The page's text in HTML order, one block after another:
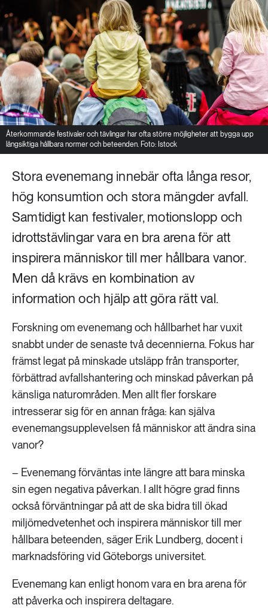
Återkommande festivaler och tävlingar har ofta större möjligheter att bygga upp
långsiktiga hållbara normer och beteenden. Foto: Istock
Stora evenemang innebär ofta långa resor,
hög konsumtion och stora mängder avfall.
Samtidigt kan festivaler, motionslopp och
idrottstävlingar vara en bra arena för att
inspirera människor till mer hållbara vanor.
Men då krävs en kombination av
information och hjälp att göra rätt val.
Forskning om evenemang och hållbarhet har vuxit
snabbt under de senaste två decennierna. Fokus har
främst legat på minskade utsläpp från transporter,
förbättrad avfallshantering och minskad påverkan på
känsliga naturområden. Men allt fler forskare
intresserar sig för en annan fråga: kan själva
evenemangsupplevelsen få människor att ändra sina
vanor?
– Evenemang förväntas inte längre att bara minska
sin egen negativa påverkan. I allt högre grad finns
också förväntningar på att de ska bidra till ökad
miljömedvetenhet och inspirera människor till mer
hållbara beteenden, säger Erik Lundberg, docent i
marknadsföring vid Göteborgs universitet.
Evenemang kan enligt honom vara en bra arena för
att påverka och inspirera deltagare.